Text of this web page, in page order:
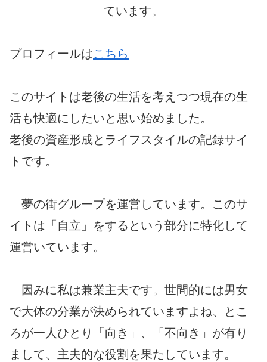
ています。
プロフィールはこちら
このサイトは老後の生活を考えつつ現在の生
活も快適にしたいと思い始めました。
老後の資産形成とライフスタイルの記録サイ
トです。
夢の街グループを運営しています。このサ
イトは「自立」をするという部分に特化して
運営いています。
因みに私は兼業主夫です。世間的には男女
で大体の分業が決められていますよね、とこ
ろが一人ひとり「向き」、「不向き」が有り
まして、主夫的な役割を果たしています。